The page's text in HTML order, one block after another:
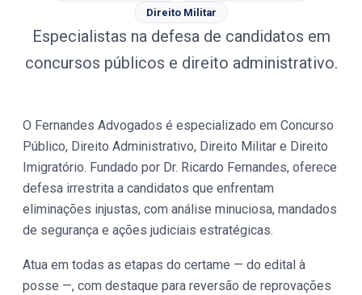
Direito Militar
Especialistas na defesa de candidatos em
concursos públicos e direito administrativo.
O Fernandes Advogados é especializado em Concurso
Público, Direito Administrativo, Direito Militar e Direito
Imigratório. Fundado por Dr. Ricardo Fernandes, oferece
defesa irrestrita a candidatos que enfrentam
eliminações injustas, com análise minuciosa, mandados
de segurança e ações judiciais estratégicas.
Atua em todas as etapas do certame — do edital à
posse —, com destaque para reversão de reprovações